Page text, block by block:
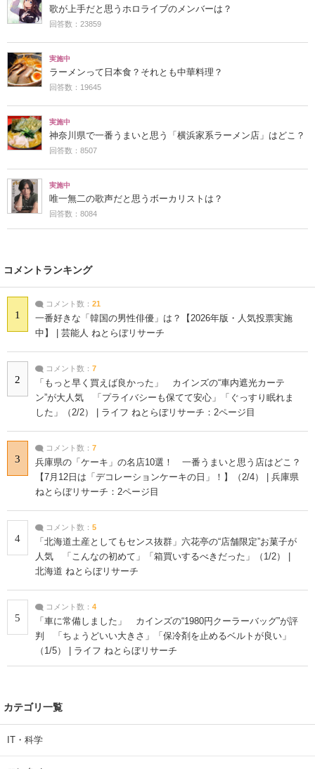
歌が上手だと思うホロライブのメンバーは？
回答数：23859
実施中
ラーメンって日本食？それとも中華料理？
回答数：19645
実施中
神奈川県で一番うまいと思う「横浜家系ラーメン店」はどこ？
回答数：8507
実施中
唯一無二の歌声だと思うボーカリストは？
回答数：8084
コメントランキング
1
コメント数： 21
一番好きな「韓国の男性俳優」は？【2026年版・人気投票実施
中】 | 芸能人 ねとらぼリサーチ
2
コメント数： 7
「もっと早く買えば良かった」 カインズの“車内遮光カーテ
ン”が大人気 「プライバシーも保てて安心」「ぐっすり眠れま
した」（2/2） | ライフ ねとらぼリサーチ：2ページ目
3
コメント数： 7
兵庫県の「ケーキ」の名店10選！ 一番うまいと思う店はどこ？
【7月12日は「デコレーションケーキの日」！】（2/4） | 兵庫県
ねとらぼリサーチ：2ページ目
4
コメント数： 5
「北海道土産としてもセンス抜群」六花亭の“店舗限定”お菓子が
人気 「こんなの初めて」「箱買いするべきだった」（1/2） |
北海道 ねとらぼリサーチ
5
コメント数： 4
「車に常備しました」 カインズの“1980円クーラーバッグ”が評
判 「ちょうどいい大きさ」「保冷剤を止めるベルトが良い」
（1/5） | ライフ ねとらぼリサーチ
カテゴリ一覧
IT・科学